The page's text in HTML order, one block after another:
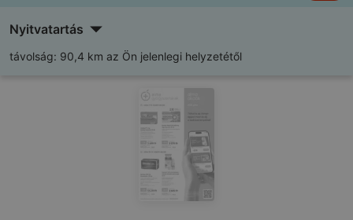
Nyitvatartás
távolság: 90,4 km az Ön jelenlegi helyzetétől